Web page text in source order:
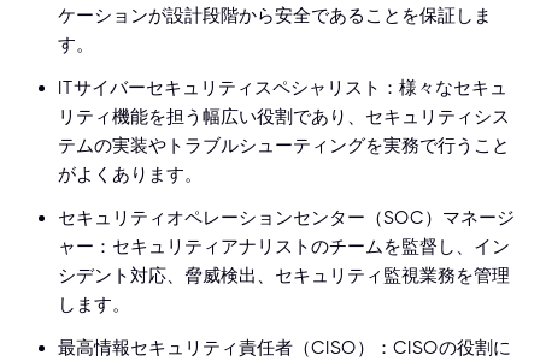
ケーションが設計段階から安全であることを保証しま
す。
ITサイバーセキュリティスペシャリスト：様々なセキュ
リティ機能を担う幅広い役割であり、セキュリティシス
テムの実装やトラブルシューティングを実務で行うこと
がよくあります。
セキュリティオペレーションセンター（SOC）マネージ
ャー：セキュリティアナリストのチームを監督し、イン
シデント対応、脅威検出、セキュリティ監視業務を管理
します。
最高情報セキュリティ責任者（CISO）：CISOの役割に